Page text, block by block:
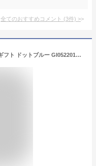
全てのおすすめコメント (3件) >
今治タオル 華織 ウォッシュ１Ｐ挨拶ギフト ドットブルー GI052201【通販パーク ギフト プレゼント】